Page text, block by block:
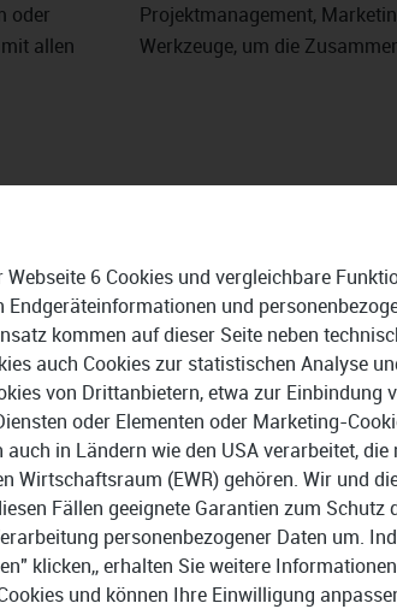
oder
allen
Projektmanagement,
Werkzeuge, um die
Safari und
Keine Installation
Internetverbindung
6 Cookies und vergleichbare
und
kommen auf dieser Seite neben
auch Cookies zur statistischen Analyse
von Drittanbietern, etwa zur Einbindung
oder Elementen oder Marketing-
auch in Ländern wie den USA verarbeitet, die
Wirtschaftsraum (EWR) gehören. Wir und
Fällen geeignete Garantien zum Schutz
personenbezogener Daten um.
klicken,, erhalten Sie weitere
und können Ihre Einwilligung